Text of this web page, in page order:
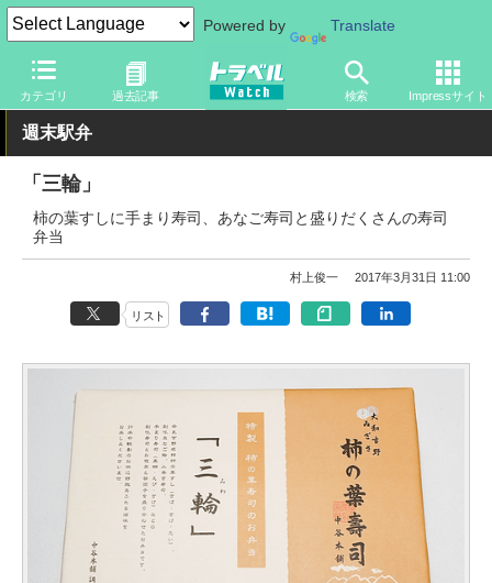
Powered by Translate
カテゴリ 過去記事 検索 Impressサイト
トラベル Watch 地域 国内旅行 京都・大阪
週末駅弁
「三輪」
柿の葉すしに手まり寿司、あなご寿司と盛りだくさんの寿司
弁当
村上俊一 2017年3月31日 11:00
リスト